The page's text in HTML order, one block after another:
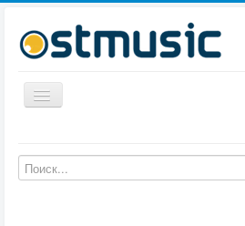
Включить/выключить навигацию
Музыка из мультфильмов